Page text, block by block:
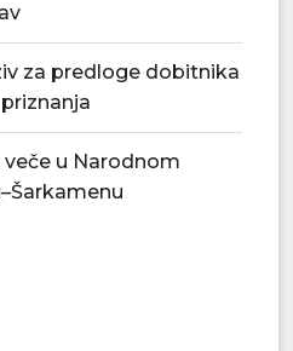
za predloge dobitnika
u Narodnom